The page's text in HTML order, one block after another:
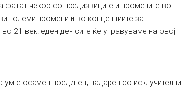
чекор со предизвиците и промените во
големи промени и во концепциите за
21 век: еден ден сите ќе управуваме на овој
ум е осамен поединец, надарен со исклучителни